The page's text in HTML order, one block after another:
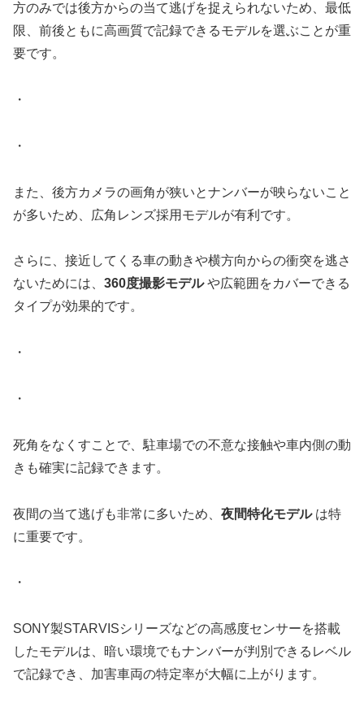
方のみでは後方からの当て逃げを捉えられないため、最低
限、前後ともに高画質で記録できるモデルを選ぶことが重
要です。
・
・
また、後方カメラの画角が狭いとナンバーが映らないこと
が多いため、広角レンズ採用モデルが有利です。
さらに、接近してくる車の動きや横方向からの衝突を逃さ
ないためには、 360度撮影モデルや広範囲をカバーできる
タイプが効果的です。
・
・
死角をなくすことで、駐車場での不意な接触や車内側の動
きも確実に記録できます。
夜間の当て逃げも非常に多いため、 夜間特化モデルは特
に重要です。
・
SONY製STARVISシリーズなどの高感度センサーを搭載
したモデルは、暗い環境でもナンバーが判別できるレベル
で記録でき、加害車両の特定率が大幅に上がります。